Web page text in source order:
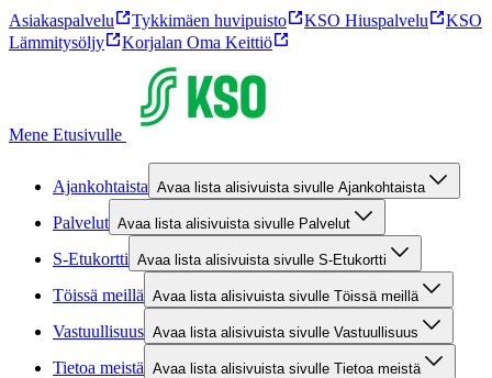
Asiakaspalvelu Tykkimäen huvipuisto KSO Hiuspalvelu
KSO
Lämmitysöljy
Korjalan Oma Keittiö
Mene Etusivulle
Ajankohtaista Avaa lista alisivuista sivulle Ajankohtaista
Palvelut Avaa lista alisivuista sivulle Palvelut
S-Etukortti Avaa lista alisivuista sivulle S-Etukortti
Töissä meillä Avaa lista alisivuista sivulle Töissä meillä
Vastuullisuus Avaa lista alisivuista sivulle Vastuullisuus
Tietoa meistä Avaa lista alisivuista sivulle Tietoa meistä